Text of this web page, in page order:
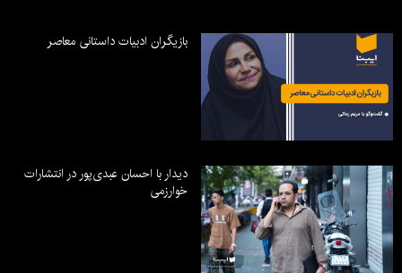
بازیگران ادبیات داستانی معاصر
دیدار با احسان عبدی‌پور در انتشارات
خوارزمی